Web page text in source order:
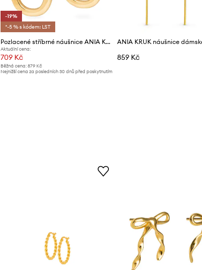
-19%
*-5 % s kódem: LST
Pozlacené stříbrné náušnice ANIA KRUK TRENDY
Aktuální cena:
709 Kč
Běžná cena: 879 Kč
Nejnižší cena za posledních 30 dnů před poskytnutím
859 Kč